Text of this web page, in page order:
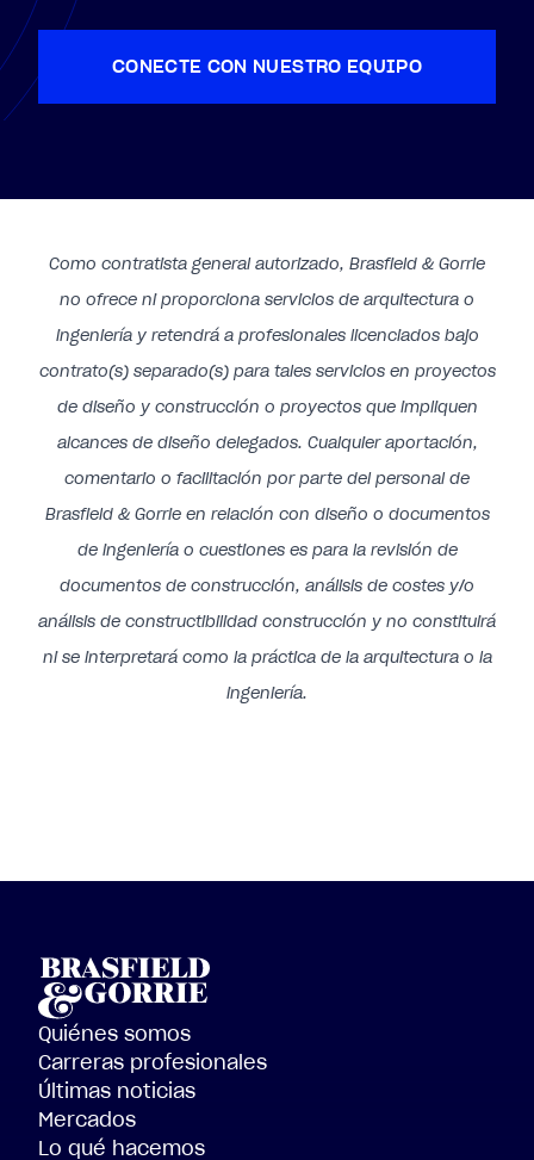
CONECTE CON NUESTRO EQUIPO
Como contratista general autorizado, Brasfield & Gorrie
no ofrece ni proporciona servicios de arquitectura o
ingeniería y retendrá a profesionales licenciados bajo
contrato(s) separado(s) para tales servicios en proyectos
de diseño y construcción o proyectos que impliquen
alcances de diseño delegados. Cualquier aportación,
comentario o facilitación por parte del personal de
Brasfield & Gorrie en relación con diseño o documentos
de ingeniería o cuestiones es para la revisión de
documentos de construcción, análisis de costes y/o
análisis de constructibilidad construcción y no constituirá
ni se interpretará como la práctica de la arquitectura o la
ingeniería.
Quiénes somos
Carreras profesionales
Últimas noticias
Mercados
Lo qué hacemos